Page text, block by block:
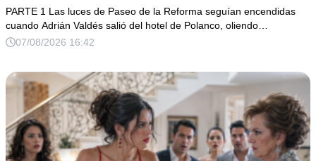
había puesto en marcha su ruina
PARTE 1 Las luces de Paseo de la Reforma seguían encendidas
cuando Adrián Valdés salió del hotel de Polanco, oliendo…
07/08/2026 16:42